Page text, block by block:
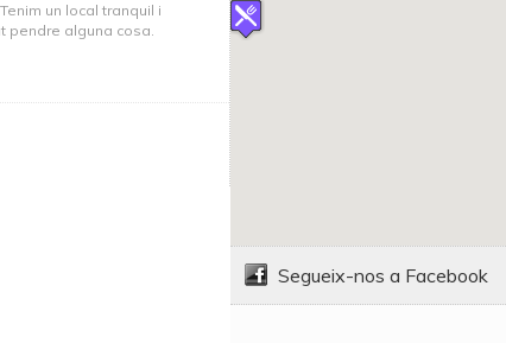
un local tranquil i
pendre alguna cosa.
Segueix-nos a Facebook